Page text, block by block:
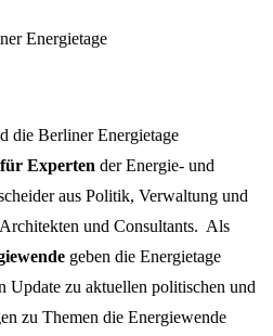
die Berliner Energietage
Experten der Energie- und
aus Politik, Verwaltung und
und Consultants. Als
geben die Energietage
Update zu aktuellen politischen und
zu Themen die Energiewende